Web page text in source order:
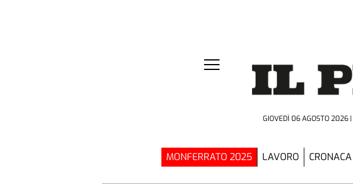
GIOVEDÌ 06 AGOSTO 2026
MONFERRATO 2025 LAVORO CRONACA